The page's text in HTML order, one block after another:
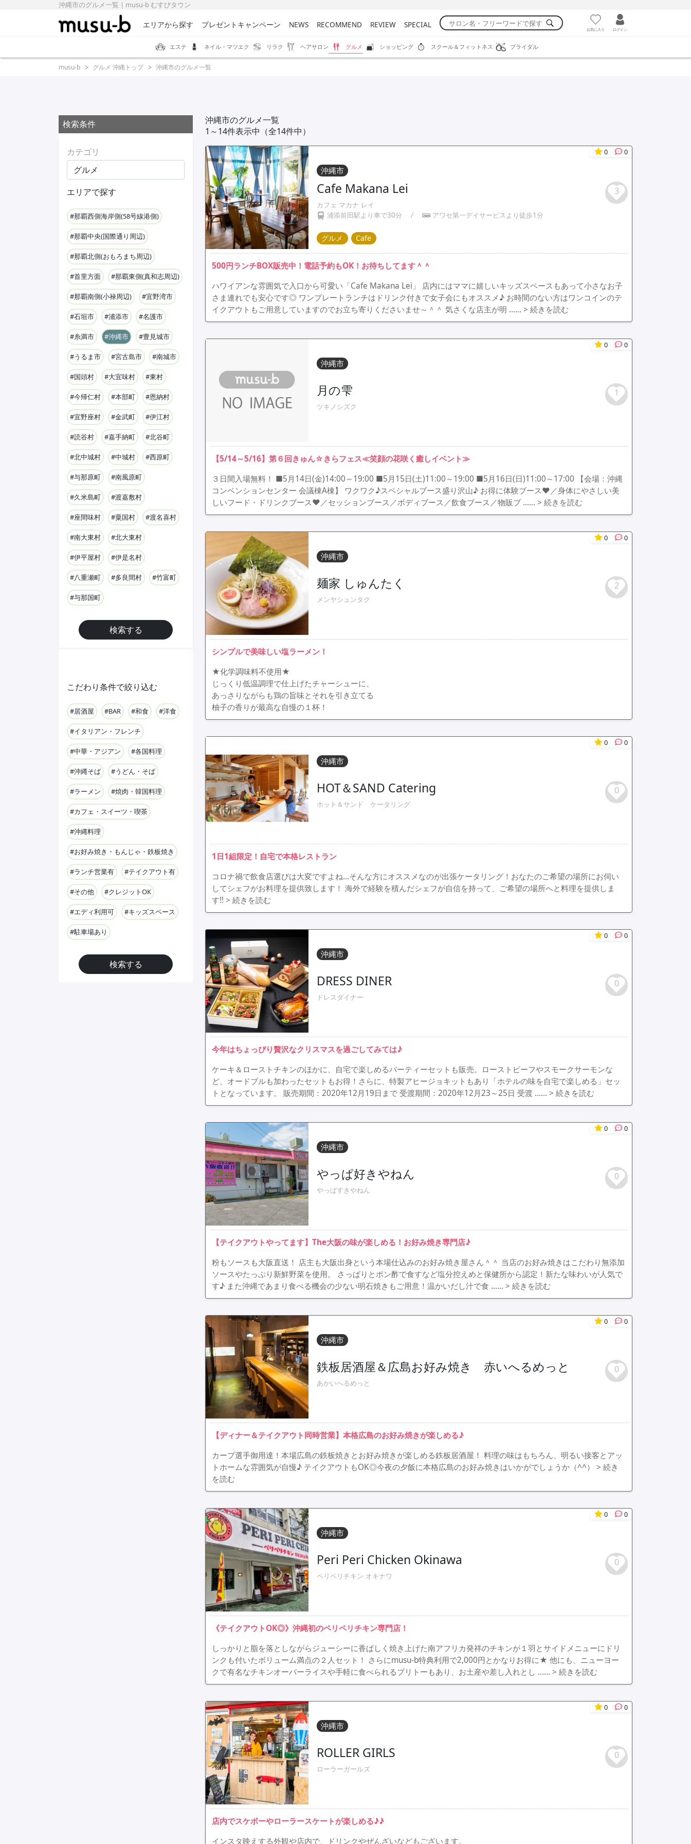
沖縄市のグルメ一覧 | musu-b むすびタウン
エリアから探す プレゼントキャンペーン NEWS RECOMMEND REVIEW SPECIAL お気に入り ログイン
エステ ネイル・マツエク リラク ヘアサロン グルメ ショッピング スクール＆フィットネス ブライダル
musu-b グルメ 沖縄トップ 沖縄市のグルメ一覧
検索条件
カテゴリ
エリアで探す
#那覇西側海岸側(58号線港側)
#那覇中央(国際通り周辺)
#那覇北側(おもろまち周辺)
#首里方面 #那覇東側(真和志周辺)
#那覇南側(小禄周辺) #宜野湾市
#石垣市 #浦添市 #名護市
#糸満市 #沖縄市 #豊見城市
#うるま市 #宮古島市 #南城市
#国頭村 #大宜味村 #東村
#今帰仁村 #本部町 #恩納村
#宜野座村 #金武町 #伊江村
#読谷村 #嘉手納町 #北谷町
#北中城村 #中城村 #西原町
#与那原町 #南風原町
#久米島町 #渡嘉敷村
#座間味村 #粟国村 #渡名喜村
#南大東村 #北大東村
#伊平屋村 #伊是名村
#八重瀬町 #多良間村 #竹富町
#与那国町
検索する
こだわり条件で絞り込む
#居酒屋 #BAR #和食 #洋食
#イタリアン・フレンチ
#中華・アジアン #各国料理
#沖縄そば #うどん・そば
#ラーメン #焼肉・韓国料理
#カフェ・スイーツ・喫茶
#沖縄料理
#お好み焼き・もんじゃ・鉄板焼き
#ランチ営業有 #テイクアウト有
#その他 #クレジットOK
#エディ利用可 #キッズスペース
#駐車場あり
検索する
沖縄市のグルメ一覧
1～14件表示中（全14件中）
グルメ Cafe
沖縄市
0 0
Cafe Makana Lei
カフェ マカナ レイ
浦添前田駅より車で30分
/ アワセ第一デイサービスより徒歩1分
3
500円ランチBOX販売中！電話予約もOK！お待ちしてます＾＾
ハワイアンな雰囲気で入口から可愛い「Cafe Makana Lei」 店内にはママに嬉しいキッズスペースもあって小さなお子
さま連れでも安心です◎ ワンプレートランチはドリンク付きで女子会にもオススメ♪ お時間のない方はワンコインのテ
イクアウトもご用意していますのでお立ち寄りくださいませ～＾＾ 気さくな店主が明 …… > 続きを読む
沖縄市
0 0
月の雫
ツキノシズク
1
【5/14～5/16】第６回きゅん☆きらフェス≪笑顔の花咲く癒しイベント≫
３日間入場無料！ ■5月14日(金)14:00～19:00 ■5月15日(土)11:00～19:00 ■5月16日(日)11:00～17:00 【会場：沖縄
コンベンションセンター 会議棟A棟】 ワクワク♪スペシャルブース盛り沢山♪ お得に体験ブース♥／身体にやさしい美
しいフード・ドリンクブース♥／セッションブース／ボディブース／飲食ブース／物販ブ …… > 続きを読む
沖縄市
0 0
麺家 しゅんたく
メンヤシュンタク
2
シンプルで美味しい塩ラーメン！
★化学調味料不使用★
じっくり低温調理で仕上げたチャーシューに、
あっさりながらも鶏の旨味とそれを引き立てる
柚子の香りが最高な自慢の１杯！
沖縄市
0 0
HOT＆SAND Catering
ホット＆サンド ケータリング
0
1日1組限定！自宅で本格レストラン
コロナ禍で飲食店選びは大変ですよね…そんな方にオススメなのが出張ケータリング！おなたのご希望の場所にお伺い
してシェフがお料理を提供致します！ 海外で経験を積んだシェフが自信を持って、ご希望の場所へと料理を提供しま
す!! > 続きを読む
沖縄市
0 0
DRESS DINER
ドレスダイナー
0
今年はちょっぴり贅沢なクリスマスを過ごしてみては♪
ケーキ＆ローストチキンのほかに、自宅で楽しめるパーティーセットも販売。ローストビーフやスモークサーモンな
ど、オードブルも加わったセットもお得！さらに、特製アヒージョキットもあり「ホテルの味を自宅で楽しめる」セッ
トとなっています。 販売期間：2020年12月19日まで 受渡期間：2020年12月23～25日 受渡 …… > 続きを読む
沖縄市
0 0
やっぱ好きやねん
やっぱすきやねん
0
【テイクアウトやってます】The大阪の味が楽しめる！お好み焼き専門店♪
粉もソースも大阪直送！ 店主も大阪出身という本場仕込みのお好み焼き屋さん＾＾ 当店のお好み焼きはこだわり無添加
ソースやたっぷり新鮮野菜を使用。 さっぱりとポン酢で食すなど塩分控えめと保健所から認定！新たな味わいが人気で
す♪ また沖縄であまり食べる機会の少ない明石焼きもご用意！温かいだし汁で食 …… > 続きを読む
沖縄市
0 0
鉄板居酒屋＆広島お好み焼き 赤いへるめっと
あかいへるめっと
0
【ディナー＆テイクアウト同時営業】本格広島のお好み焼きが楽しめる♪
カープ選手御用達！本場広島の鉄板焼きとお好み焼きが楽しめる鉄板居酒屋！ 料理の味はもちろん、明るい接客とアッ
トホームな雰囲気が自慢♪ テイクアウトもOK◎今夜の夕飯に本格広島のお好み焼きはいかがでしょうか（^^） > 続き
を読む
沖縄市
0 0
Peri Peri Chicken Okinawa
ペリペリチキン オキナワ
0
《テイクアウトOK◎》沖縄初のペリペリチキン専門店！
しっかりと脂を落としながらジューシーに香ばしく焼き上げた南アフリカ発祥のチキンが１羽とサイドメニューにドリ
ンクも付いたボリューム満点の２人セット！ さらにmusu-b特典利用で2,000円とかなりお得に★ 他にも、ニューヨー
クで有名なチキンオーバーライスや手軽に食べられるブリトーもあり、お土産や差し入れとし …… > 続きを読む
沖縄市
0 0
ROLLER GIRLS
ローラーガールズ
0
店内でスケボーやローラースケートが楽しめる♪♪
インスタ映えする外観や店内で、ドリンクやぜんざいなどもございます。